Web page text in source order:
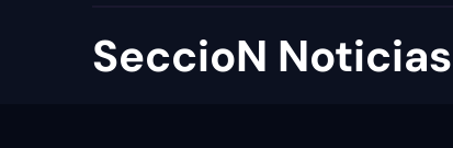
SeccioN Noticias